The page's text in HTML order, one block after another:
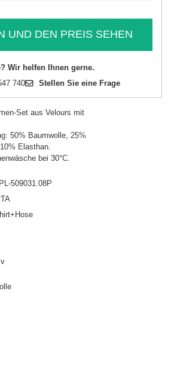
UND DEN PREIS SEHEN
Wir helfen Ihnen gerne.
740 Stellen Sie eine Frage
Set aus Velours mit
50% Baumwolle, 25%
Elasthan.
bei 30°C.
509031.08P